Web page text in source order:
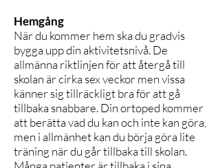
Hemgång
När du kommer hem ska du gradvis
bygga upp din aktivitetsnivå. De
allmänna riktlinjen för att återgå till
skolan är cirka sex veckor men vissa
känner sig tillräckligt bra för att gå
tillbaka snabbare. Din ortoped kommer
att berätta vad du kan och inte kan göra,
men i allmänhet kan du börja göra lite
träning när du går tillbaka till skolan.